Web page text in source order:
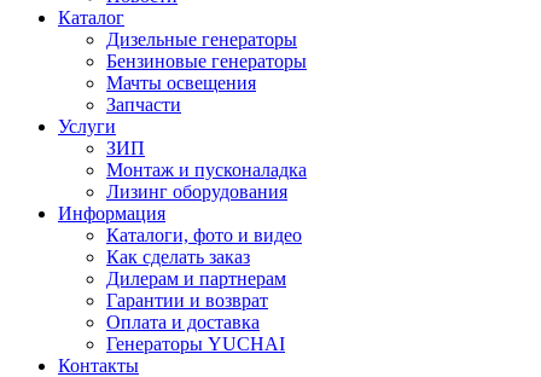
Каталог
Дизельные генераторы
Бензиновые генераторы
Мачты освещения
Запчасти
Услуги
ЗИП
Монтаж и пусконаладка
Лизинг оборудования
Информация
Каталоги, фото и видео
Как сделать заказ
Дилерам и партнерам
Гарантии и возврат
Оплата и доставка
Генераторы YUCHAI
Контакты